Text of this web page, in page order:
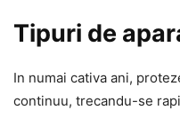
Tipuri de
In numai cativa ani,
continuu, trecandu-se